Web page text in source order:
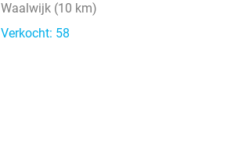
Waalwijk (10 km)
Verkocht: 58